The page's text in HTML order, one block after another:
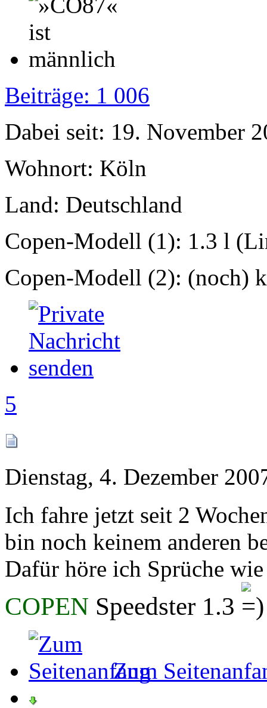
Beiträge: 1 006
Dabei seit: 19. November
Wohnort: Köln
Land: Deutschland
Copen-Modell (1): 1.3 l
Copen-Modell (2): (noch)
5
Dienstag, 4. Dezember
Ich fahre jetzt seit 2
bin noch keinem anderen
Dafür höre ich Sprüche
COPEN Speedster 1.3
Zum